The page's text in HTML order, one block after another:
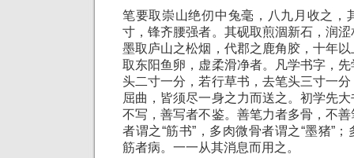
笔要取崇山绝仞中兔毫，八九月收之，
寸，锋齐腰强者。其砚取煎涸新石，润
墨取庐山之松烟，代郡之鹿角胶，十年
取东阳鱼卵，虚柔滑净者。凡学书字，
头二寸一分，若行草书，去笔头三寸一
屈曲，皆须尽一身之力而送之。初学先
不写，善写者不鉴。善笔力者多骨，不
者谓之“筋书”，多肉微骨者谓之“墨猪”
筋者病。一一从其消息而用之。